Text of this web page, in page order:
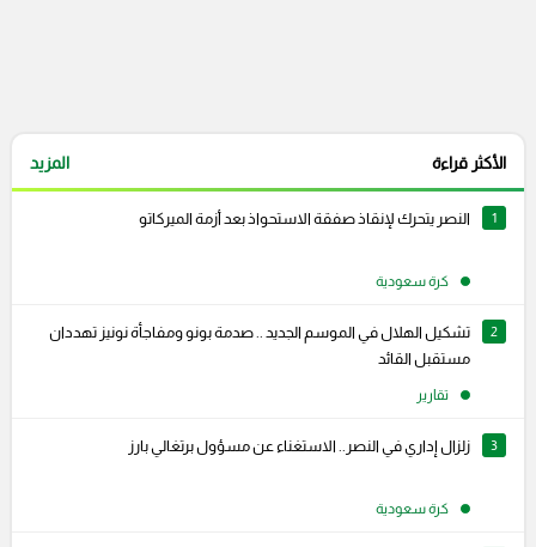
الأكثر قراءة المزيد
1 النصر يتحرك لإنقاذ صفقة الاستحواذ بعد أزمة الميركاتو
كرة سعودية
2
تشكيل الهلال في الموسم الجديد .. صدمة بونو ومفاجأة نونيز تهددان
مستقبل القائد
تقارير
3 زلزال إداري في النصر.. الاستغناء عن مسؤول برتغالي بارز
كرة سعودية